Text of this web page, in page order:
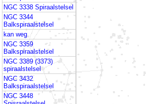
NGC 3338 Spiraalstelsel
NGC 3344
Balkspiraalstelsel
kan weg
NGC 3359
Balkspiraalstelsel
NGC 3389 (3373)
spiraalstelsel
NGC 3432
Balkspiraalstelsel
NGC 3448